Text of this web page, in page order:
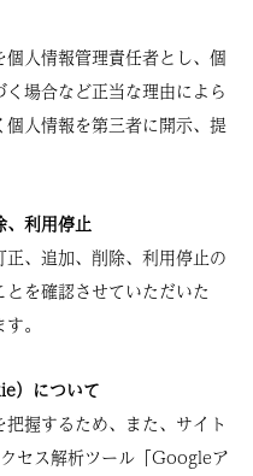
人情報管理責任者とし、個
場合など正当な理由によら
人情報を第三者に開示、提
、利用停止
、追加、削除、利用停止の
を確認させていただいた
。
）について
握するため、また、サイト
セス解析ツール「Googleア